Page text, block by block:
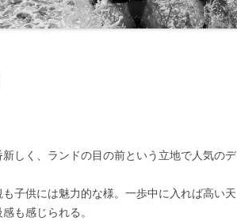
しく、ランドの目の前という立地で人気のデ
子供には魅力的な様。一歩中に入れば高い天
も感じられる。